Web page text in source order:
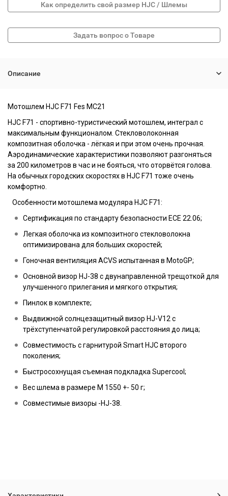
Как определить свой размер HJC / Шлемы
Описание
Мотошлем HJC F71 Fes MC21
HJC F71 - спортивно-туристический мотошлем, интеграл с
максимальным функционалом. Стекловолоконная
композитная оболочка - лёгкая и при этом очень прочная.
Аэродинамические характеристики позволяют разгоняться
за 200 километров в час и не бояться, что оторвётся голова.
На обычных городских скоростях в HJC F71 тоже очень
комфортно.
Особенности мотошлема модуляра HJC F71:
Сертификация по стандарту безопасности ECE 22.06;
Легкая оболочка из композитного стекловолокна
оптимизирована для больших скоростей;
Гоночная вентиляция ACVS испытанная в MotoGP;
Основной визор HJ-38 с двунаправленной трещоткой для
улучшенного прилегания и мягкого открытия;
Пинлок в комплекте;
Выдвижной солнцезащитный визор HJ-V12 с
трёхступенчатой регулировкой расстояния до лица;
Совместимость с гарнитурой Smart HJC второго
поколения;
Быстросохнущая съемная подкладка Supercool;
Вес шлема в размере M 1550 +- 50 г;
Совместимые визоры -HJ-38.